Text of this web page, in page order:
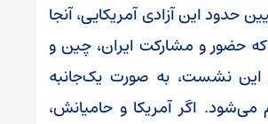
حدود این آزادی آمریکایی، آنجا
که حضور و مشارکت ایران، چین و
این نشست، به صورت یک‌جانبه
می‌شود. اگر آمریکا و حامیانش،